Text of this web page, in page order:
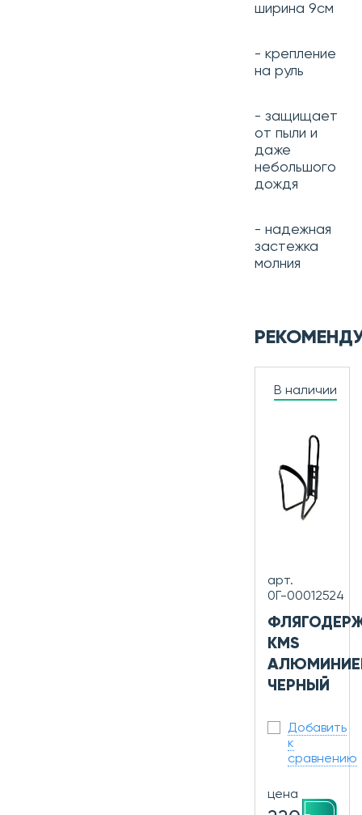
ширина 9см
- крепление
на руль
- защищает
от пыли и
даже
небольшого
дождя
- надежная
застежка
молния
В наличии
арт.
0Г-00012524
KMS
ЧЕРНЫЙ
Добавить
к
сравнению
цена